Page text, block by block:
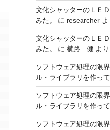
文化シャッターのＬＥ
みた。
に researcherよ
文化シャッターのＬＥ
みた。
に 横路 健 より
ソフトウェア処理の限
ル・ライブラリを作って
ソフトウェア処理の限
ル・ライブラリを作って
ソフトウェア処理の限